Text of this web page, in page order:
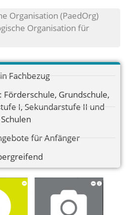
Organisation (PaedOrg)
Organisation für
Fachbezug
Förderschule, Grundschule,
I, Sekundarstufe II und
für Anfänger